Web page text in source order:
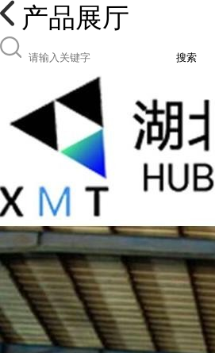
产品展厅
搜索